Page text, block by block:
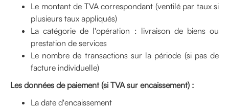
Le montant de TVA correspondant (ventilé par taux si
plusieurs taux appliqués)
La catégorie de l'opération : livraison de biens ou
prestation de services
Le nombre de transactions sur la période (si pas de
facture individuelle)
Les données de paiement (si TVA sur encaissement) :
La date d'encaissement